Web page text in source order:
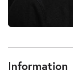
Information